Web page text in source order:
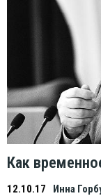
Как
12.10.17 Инна